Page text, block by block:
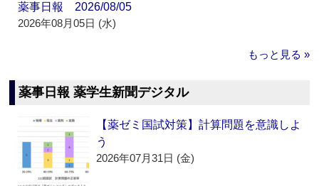
薬事日報 2026/08/05
2026年08月05日 (水)
もっと見る »
薬事日報 薬学生新聞デジタル
【薬ゼミ国試対策】計算問題を意識しよ
う
2026年07月31日 (金)